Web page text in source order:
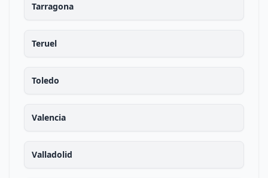
Tarragona
Teruel
Toledo
Valencia
Valladolid